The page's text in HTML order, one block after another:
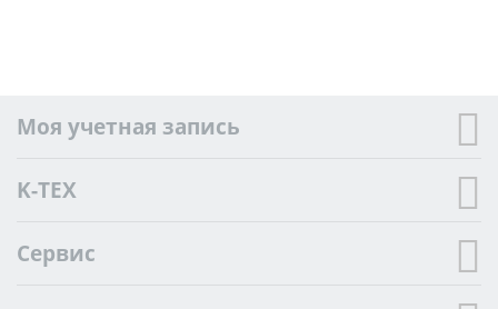
Моя учетная запись
K-TEX
Сервис